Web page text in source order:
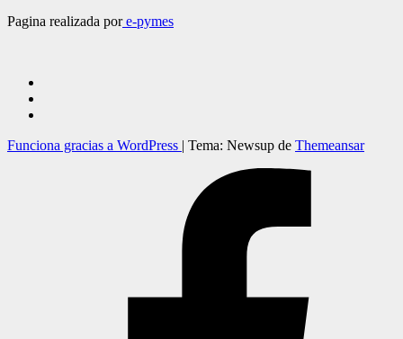
Pagina realizada pore-pymes
Funciona gracias a WordPress | Tema: Newsup de Themeansar